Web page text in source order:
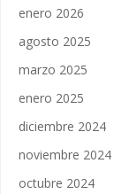
enero 2026
agosto 2025
marzo 2025
enero 2025
diciembre 2024
noviembre 2024
octubre 2024